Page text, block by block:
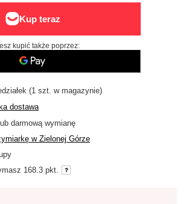
kupić także poprzez:
(1 szt. w magazynie)
dostawa
darmową wymianę
w Zielonej Górze
168.3 pkt.